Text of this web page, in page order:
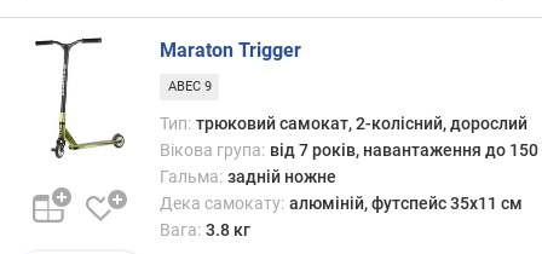
р
е
н
с
(
с
м
Maraton Trigger
ABEC 9
Тип: трюковий самокат, 2-колісний, дорослий
Вікова група: від 7 років, навантаження до 150
Гальма: задній ножне
Дека самокату: алюміній, футспейс 35x11 см
Вага: 3.8 кг